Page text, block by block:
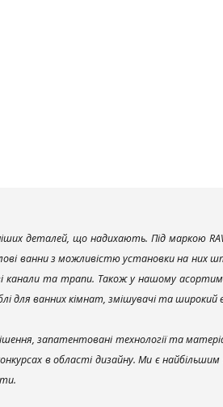
деталей, що надихають. Під маркою
ванни з можливістю установки на них
канали та трапи. Також у нашому
для ванних кімнат, змішувачі та широкий
запатентовані технології та
в області дизайну. Ми є